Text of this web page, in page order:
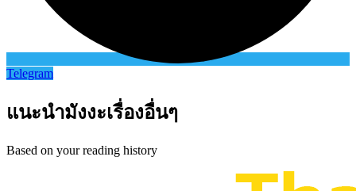
Telegram
แนะนำมังงะเรื่องอื่นๆ
Based on your reading history